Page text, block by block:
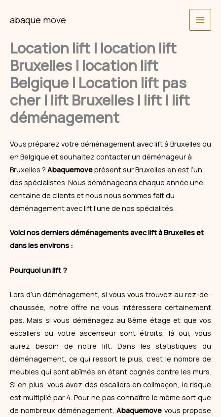
abaque move
Location lift | location lift
Bruxelles | location lift
Belgique | Location lift pas
cher | lift Bruxelles | lift | lift
déménagement
Vous préparez votre déménagementavec lift à Bruxelles ou
en Belgique et souhaitez contacter un déménageur à
Bruxelles ? Abaquemoveprésent sur Bruxelles en est l’un
des spécialistes. Nous déménageons chaque année une
centaine de clients et nous nous sommes fait du
déménagement avec lift l’une de nos spécialités.
Voici nos derniers déménagements avec lift à Bruxelles et
dans les environs :
Pourquoi un lift ?
Lors d’un déménagement , si vous vous trouvez au rez-de-
chaussée, notre offre ne vous intéressera certainement
pas. Mais si vous déménagez au 8ème étage et que vos
escaliers ou votre ascenseur sont étroits, là oui, vous
aurez besoin de notre lift. Dans les statistiques du
déménagement, ce qui ressort le plus, c’est le nombre de
meubles qui sont abîmés en étant cognés contre les murs.
Si en plus, vous avez des escaliers en colimaçon, le risque
est multiplié par 4. Pour ne pas connaître le même sort que
de nombreux déménagement,Abaquemove vous propose